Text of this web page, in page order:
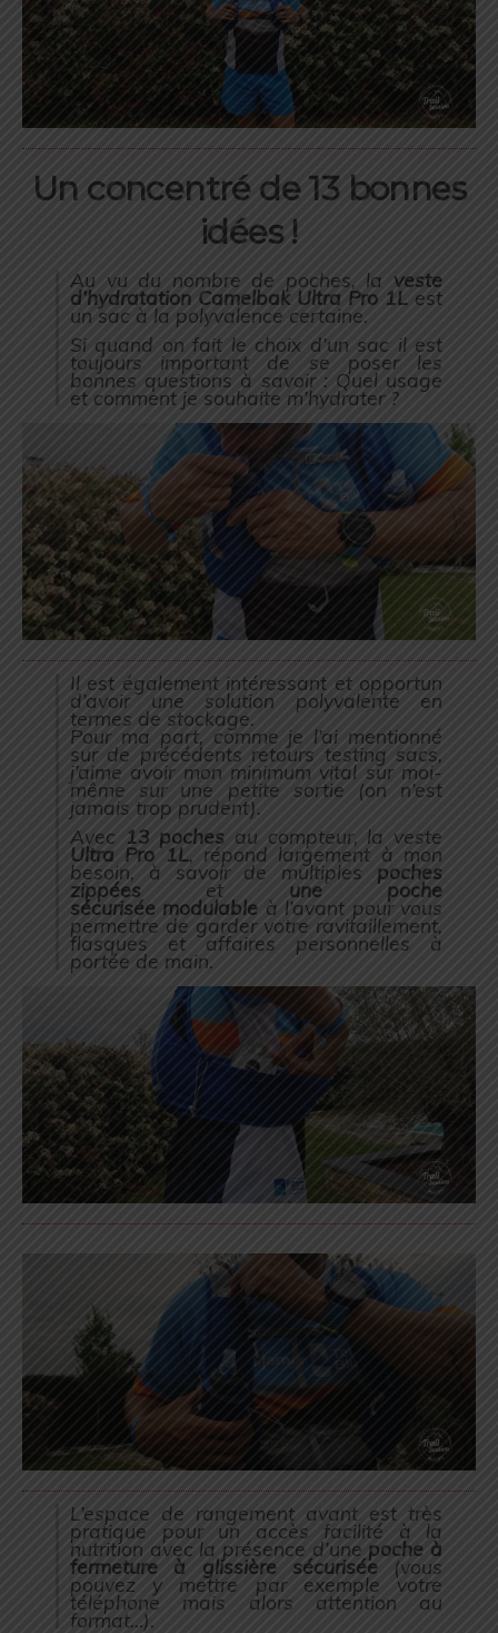
Un concentré de 13 bonnes
idées !
Au vu du nombre de poches, la veste
d’hydratation Camelbak Ultra Pro 1L est
un sac à la polyvalence certaine.
Si quand on fait le choix d’un sac il est
toujours important de se poser les
bonnes questions à savoir : Quel usage
et comment je souhaite m’hydrater ?
Il est également intéressant et opportun
d’avoir une solution polyvalente en
termes de stockage.
Pour ma part, comme je l’ai mentionné
sur de précédents retours testing sacs,
j’aime avoir mon minimum vital sur moi-
même sur une petite sortie (on n’est
jamais trop prudent).
Avec 13 poches au compteur, la veste
Ultra Pro 1L, répond largement à mon
besoin, à savoir de multiples poches
zippées et une poche
sécurisée modulable à l’avant pour vous
permettre de garder votre ravitaillement,
flasques et affaires personnelles à
portée de main.
L’espace de rangement avant est très
pratique pour un accès facilité à la
nutrition avec la présence d’une poche à
fermeture à glissière sécurisée(vous
pouvez y mettre par exemple votre
téléphone mais alors attention au
format…).